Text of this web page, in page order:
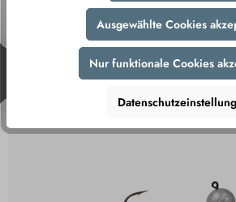
5 Varianten
Ausgewählte Cookies
Nur funktionale Cookies